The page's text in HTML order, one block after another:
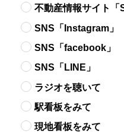
不動産情報サイト「
SNS「Instagram」
SNS「facebook」
SNS「LINE」
ラジオを聴いて
駅看板をみて
現地看板をみて